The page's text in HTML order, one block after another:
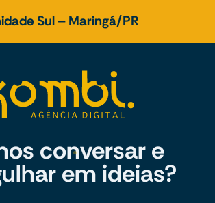
Sul – Maringá/PR
conversar e
em ideias?